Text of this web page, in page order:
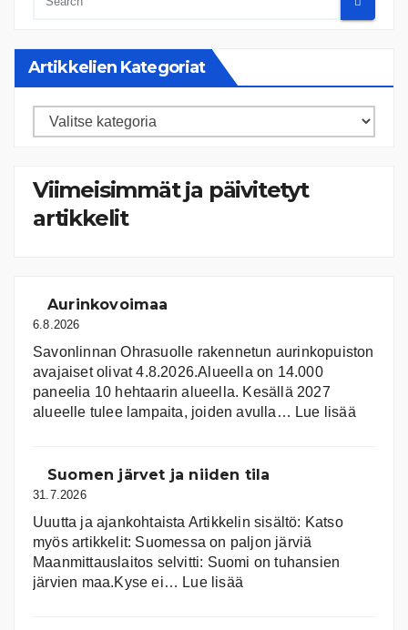
Artikkelien Kategoriat
Artikkelien
Viimeisimmät ja päivitetyt
artikkelit
Aurinkovoimaa
6.8.2026
Savonlinnan Ohrasuolle rakennetun aurinkopuiston
avajaiset olivat 4.8.2026.Alueella on 14.000
paneelia 10 hehtaarin alueella. Kesällä 2027
alueelle tulee lampaita, joiden avulla… Lue lisää:
Suomen järvet ja niiden tila
31.7.2026
Uuutta ja ajankohtaista Artikkelin sisältö: Katso
myös artikkelit: Suomessa on pal­jon jär­viä
Maanmittauslaitos selvitti: Suomi on tuhansien
järvien maa.Kyse ei… Lue lisää